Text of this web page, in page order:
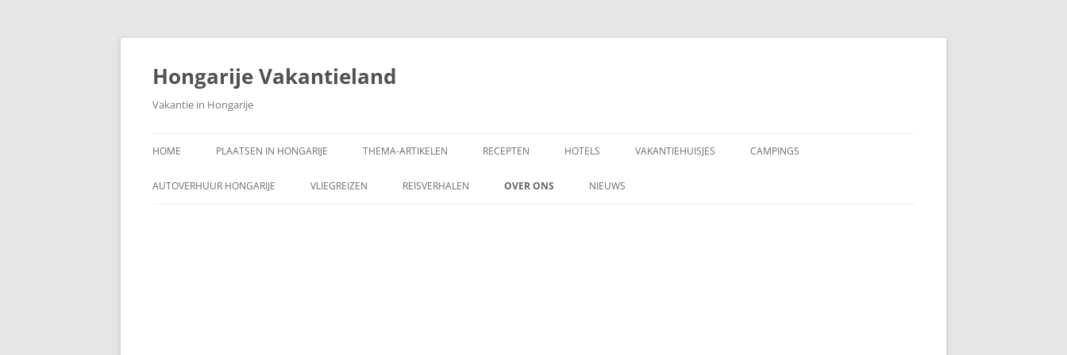
Ga
inhoud
Hongarije Vakantieland
Vakantie in Hongarije
HOME PLAATSEN IN HONGARIJE THEMA-ARTIKELEN RECEPTEN HOTELS VAKANTIEHUISJES CAMPINGS
AUTOVERHUUR HONGARIJE VLIEGREIZEN REISVERHALEN OVER ONS NIEUWS